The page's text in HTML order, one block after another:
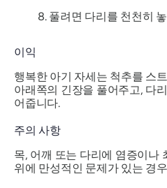
풀려면 다리를 천천히
이익
행복한 아기 자세는 척추를 스
아래쪽의 긴장을 풀어주고, 다
어줍니다.
주의 사항
목, 어깨 또는 다리에 염증이나
위에 만성적인 문제가 있는 경